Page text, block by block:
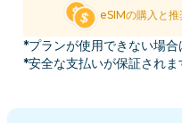
eSIMの購入と推
*プランが使用できない場合
*安全な支払いが保証されま